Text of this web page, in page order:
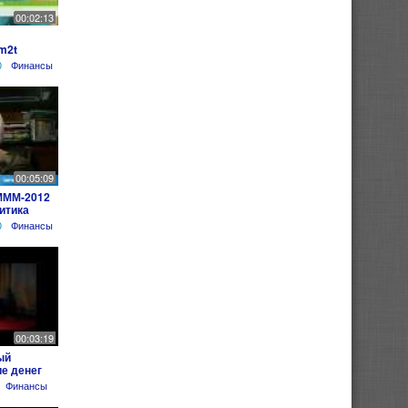
00:02:13
Финансы
00:05:09
2012
Финансы
00:03:19
денег
Финансы